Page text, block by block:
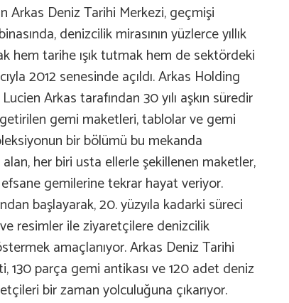
Arkas Deniz Tarihi Merkezi, geçmişi
denizcilik mirasının yüzlerce yıllık
hem tarihe ışık tutmak hem de sektördeki
2012 senesinde açıldı. Arkas Holding
Arkas tarafından 30 yılı aşkın süredir
gemi maketleri, tablolar ve gemi
bir bölümü bu mekanda
her biri usta ellerle şekillenen maketler,
gemilerine tekrar hayat veriyor.
başlayarak, 20. yüzyıla kadarki süreci
resimler ile ziyaretçilere denizcilik
amaçlanıyor. Arkas Deniz Tarihi
130 parça gemi antikası ve 120 adet deniz
bir zaman yolculuğuna çıkarıyor.